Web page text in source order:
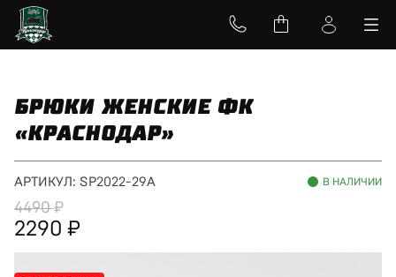
БРЮКИ ЖЕНСКИЕ ФК
«КРАСНОДАР»
АРТИКУЛ: SP2022-29A В НАЛИЧИИ
4490
2290